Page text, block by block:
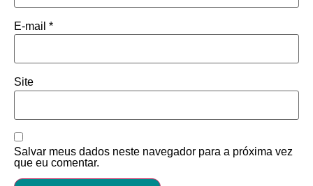
E-mail *
Site
Salvar meus dados neste navegador para a próxima vez
que eu comentar.